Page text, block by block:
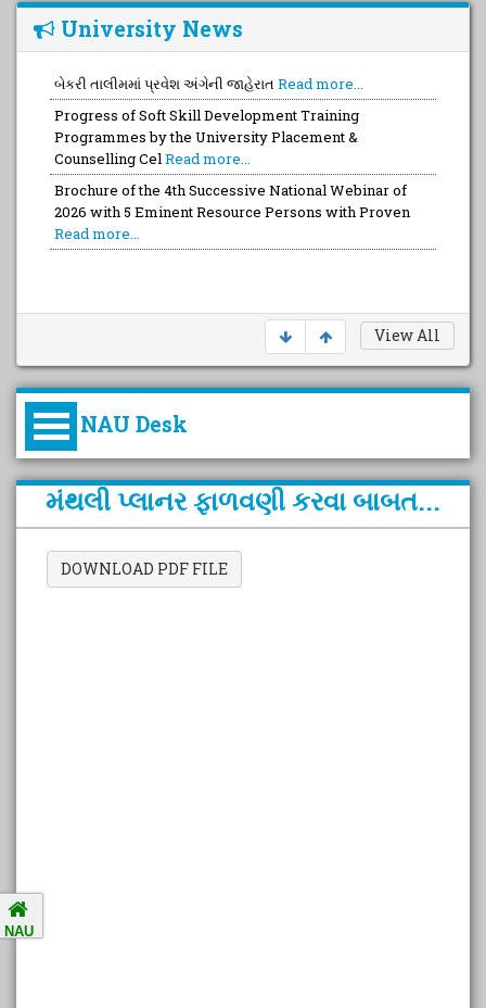
University News
બેકરી તાલીમમાં પ્રવેશ અંગેની જાહેરાત Read more...
Progress of Soft Skill Development Training
Programmes by the University Placement &
Counselling CelRead more...
Brochure of the 4th Successive National Webinar of
2026 with 5 Eminent Resource Persons with Proven
Read more...
View All
NAU Desk
કુલપતિની પરિવર્તનકારી પહેલનું
વિહંગાવલોકન (ઓક્ટોબર ૨૦૨૦-૨૦૨૫)
મંથલી પ્લાનર ફાળવણી કરવા બાબત...
DOWNLOAD PDF FILE
NAU